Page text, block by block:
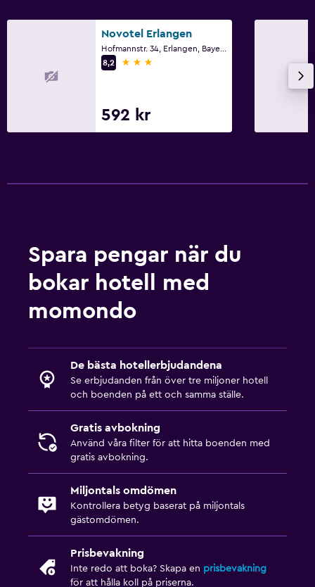
Novotel Erlangen
8,2
3 stjärnor
592 kr
Spara pengar när du
bokar hotell med
momondo
De bästa hotellerbjudandena
Se erbjudanden från över tre miljoner hotell
och boenden på ett och samma ställe.
Gratis avbokning
Använd våra filter för att hitta boenden med
gratis avbokning.
Miljontals omdömen
Kontrollera betyg baserat på miljontals
gästomdömen.
Prisbevakning
Inte redo att boka? Skapa en prisbevakning
för att hålla koll på priserna.